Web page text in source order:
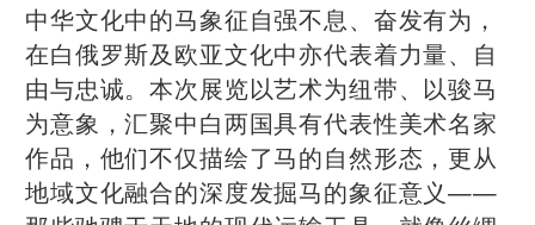
中华文化中的马象征自强不息、奋发有为，
在白俄罗斯及欧亚文化中亦代表着力量、自
由与忠诚。本次展览以艺术为纽带、以骏马
为意象，汇聚中白两国具有代表性美术名家
作品，他们不仅描绘了马的自然形态，更从
地域文化融合的深度发掘马的象征意义——